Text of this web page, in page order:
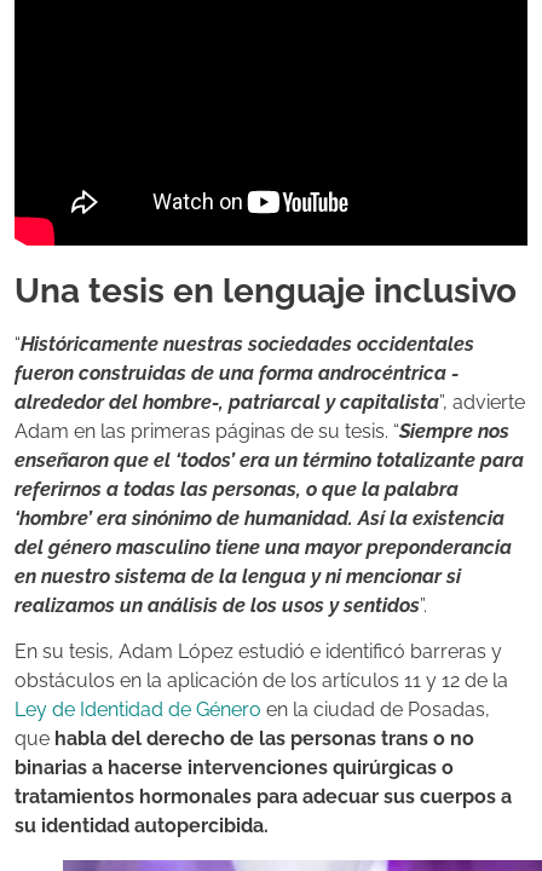
Una tesis en lenguaje inclusivo
“Históricamente nuestras sociedades occidentales
fueron construidas de una forma androcéntrica -
alrededor del hombre-, patriarcal y capitalista”, advierte
Adam en las primeras páginas de su tesis. “Siempre nos
enseñaron que el ‘todos’ era un término totalizante para
referirnos a todas las personas, o que la palabra
‘hombre’ era sinónimo de humanidad. Así la existencia
del género masculino tiene una mayor preponderancia
en nuestro sistema de la lengua y ni mencionar si
realizamos un análisis de los usos y sentidos”.
En su tesis, Adam López estudió e identificó barreras y
obstáculos en la aplicación de los artículos 11 y 12 de la
Ley de Identidad de Género en la ciudad de Posadas,
que habla del derecho de las personas trans o no
binarias a hacerse intervenciones quirúrgicas o
tratamientos hormonales para adecuar sus cuerpos a
su identidad autopercibida.